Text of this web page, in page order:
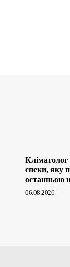
спеки, яку
останньою
06.08.2026